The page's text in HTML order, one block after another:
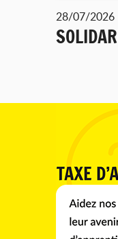
28/07/2026